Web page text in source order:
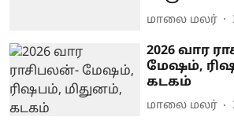
மாலை மலர்
2026 வார
மேஷம்,
கடகம்
மாலை மலர்